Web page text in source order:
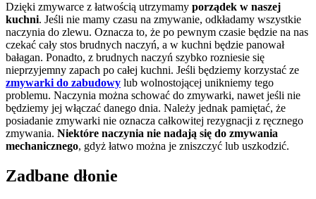
Dzięki zmywarce z łatwością utrzymamy porządek w naszej
kuchni. Jeśli nie mamy czasu na zmywanie, odkładamy wszystkie
naczynia do zlewu. Oznacza to, że po pewnym czasie będzie na nas
czekać cały stos brudnych naczyń, a w kuchni będzie panował
bałagan. Ponadto, z brudnych naczyń szybko rozniesie się
nieprzyjemny zapach po całej kuchni. Jeśli będziemy korzystać ze
zmywarki do zabudowy lub wolnostojącej unikniemy tego
problemu. Naczynia można schować do zmywarki, nawet jeśli nie
będziemy jej włączać danego dnia. Należy jednak pamiętać, że
posiadanie zmywarki nie oznacza całkowitej rezygnacji z ręcznego
zmywania. Niektóre naczynia nie nadają się do zmywania
mechanicznego, gdyż łatwo można je zniszczyć lub uszkodzić.
Zadbane dłonie